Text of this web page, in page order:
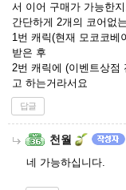
서 이어 구매가 가능한
간단하게 2개의 코어없
1번 캐릭(현재 모코코베
받은 후
2번 캐릭에 (이벤트상점
고 하는거라서요
답글
천월
네 가능하십니다.